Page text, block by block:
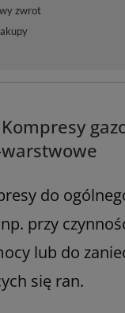
zwrot
do
przy
lub do
się ran.